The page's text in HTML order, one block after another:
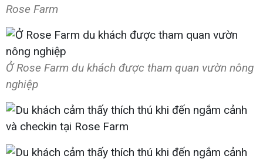
Rose Farm
Ở Rose Farm du khách được tham quan vườn nông
nghiệp